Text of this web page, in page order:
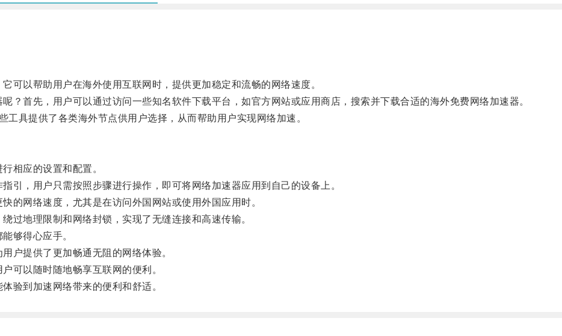
以帮助用户在海外使用互联网时，提供更加稳定和流畅的网络速度。
首先，用户可以通过访问一些知名软件下载平台，如官方网站或应用商店，搜索并下载合适的海外免费网络加速器。
提供了各类海外节点供用户选择，从而帮助用户实现网络加速。
相应的设置和配置。
，用户只需按照步骤进行操作，即可将网络加速器应用到自己的设备上。
网络速度，尤其是在访问外国网站或使用外国应用时。
地理限制和网络封锁，实现了无缝连接和高速传输。
够得心应手。
提供了更加畅通无阻的网络体验。
以随时随地畅享互联网的便利。
到加速网络带来的便利和舒适。